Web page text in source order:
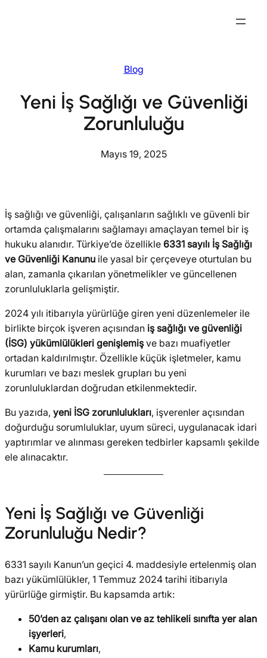
Blog
Yeni İş Sağlığı ve Güvenliği
Zorunluluğu
Mayıs 19, 2025
İş sağlığı ve güvenliği, çalışanların sağlıklı ve güvenli bir
ortamda çalışmalarını sağlamayı amaçlayan temel bir iş
hukuku alanıdır. Türkiye’de özellikle 6331 sayılı İş Sağlığı
ve Güvenliği Kanunu ile yasal bir çerçeveye oturtulan bu
alan, zamanla çıkarılan yönetmelikler ve güncellenen
zorunluluklarla gelişmiştir.
2024 yılı itibarıyla yürürlüğe giren yeni düzenlemeler ile
birlikte birçok işveren açısından iş sağlığı ve güvenliği
(İSG) yükümlülükleri genişlemişve bazı muafiyetler
ortadan kaldırılmıştır. Özellikle küçük işletmeler, kamu
kurumları ve bazı meslek grupları bu yeni
zorunluluklardan doğrudan etkilenmektedir.
Bu yazıda, yeni İSG zorunlulukları, işverenler açısından
doğurduğu sorumluluklar, uyum süreci, uygulanacak idari
yaptırımlar ve alınması gereken tedbirler kapsamlı şekilde
ele alınacaktır.
Yeni İş Sağlığı ve Güvenliği
Zorunluluğu Nedir?
6331 sayılı Kanun’un geçici 4. maddesiyle ertelenmiş olan
bazı yükümlülükler, 1 Temmuz 2024 tarihi itibarıyla
yürürlüğe girmiştir. Bu kapsamda artık:
50’den az çalışanı olan ve az tehlikeli sınıfta yer alan
işyerleri,
Kamu kurumları,